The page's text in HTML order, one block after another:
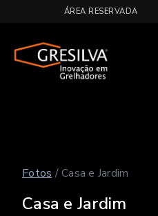
ÁREA RESERVADA
Fotos / Casa e Jardim
Casa e Jardim